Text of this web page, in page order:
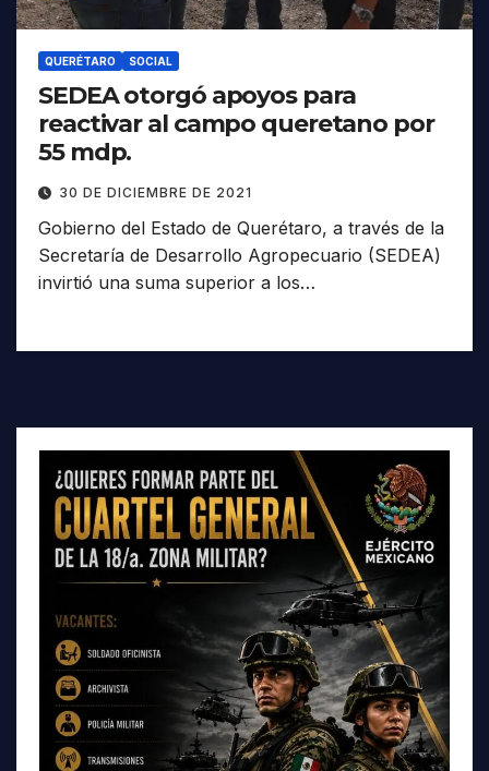
QUERÉTARO SOCIAL
SEDEA otorgó apoyos para
reactivar al campo queretano por
55 mdp.
30 DE DICIEMBRE DE 2021
Gobierno del Estado de Querétaro, a través de la
Secretaría de Desarrollo Agropecuario (SEDEA)
invirtió una suma superior a los…